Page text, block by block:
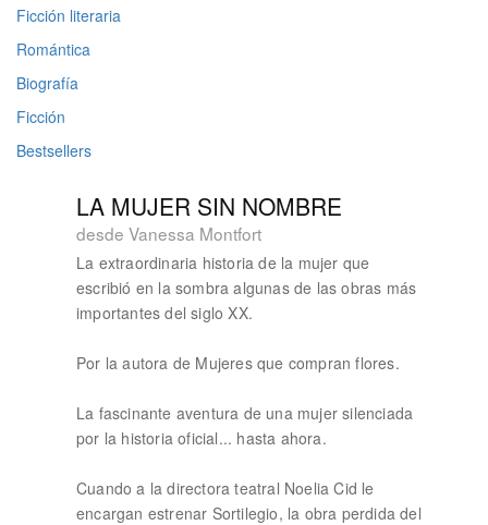
Ficción literaria
Romántica
Biografía
Ficción
Bestsellers
LA MUJER SIN NOMBRE
desde Vanessa Montfort
La extraordinaria historia de la mujer que
escribió en la sombra algunas de las obras más
importantes del siglo XX.
Por la autora de Mujeres que compran flores.
La fascinante aventura de una mujer silenciada
por la historia oficial... hasta ahora.
Cuando a la directora teatral Noelia Cid le
encargan estrenar Sortilegio, la obra perdida del